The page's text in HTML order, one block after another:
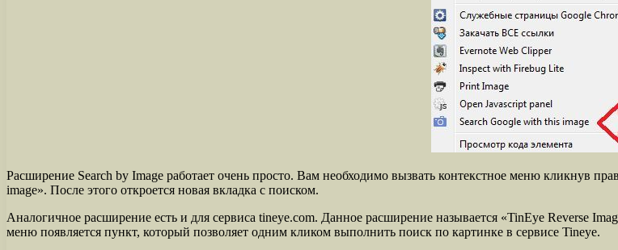
Расширение Search by Image работает очень просто. Вам необходимо вызвать контекстное меню кликнув
image». После этого откроется новая вкладка с поиском.
Аналогичное расширение есть и для сервиса tineye.com. Данное расширение называется «TinEye Reverse
меню появляется пункт, который позволяет одним кликом выполнить поиск по картинке в сервисе Tineye.